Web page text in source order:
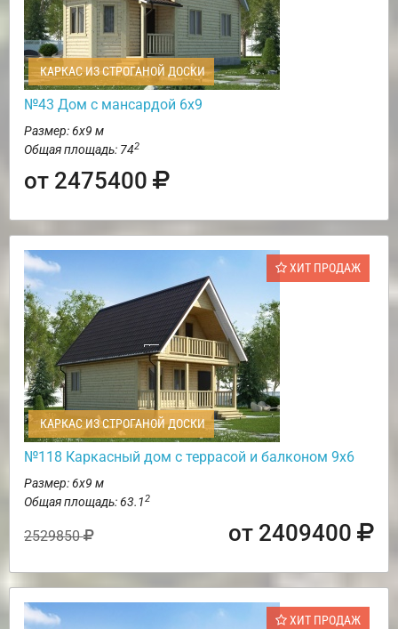
КАРКАС ИЗ СТРОГАНОЙ ДОСКИ
№43 Дом с мансардой 6х9
Размер: 6х9 м
Общая площадь: 742
от 2475400
ХИТ ПРОДАЖ
КАРКАС ИЗ СТРОГАНОЙ ДОСКИ
№118 Каркасный дом с террасой и балконом 9х6
Размер: 6х9 м
Общая площадь: 63.12
2529850 от 2409400
ХИТ ПРОДАЖ